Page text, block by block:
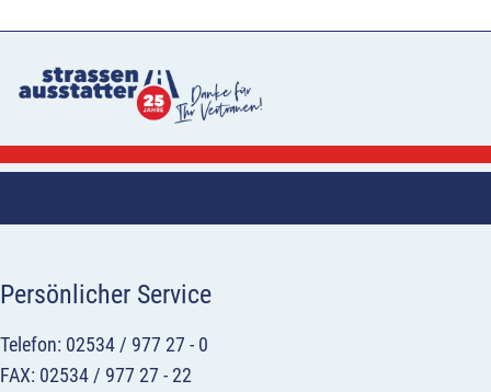
Persönlicher Service
Telefon: 02534 / 977 27 - 0
FAX: 02534 / 977 27 - 22